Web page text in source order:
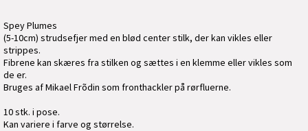
Spey Plumes
(5-10cm) strudsefjer med en blød center stilk, der kan vikles eller
strippes.
Fibrene kan skæres fra stilken og sættes i en klemme eller vikles som
de er.
Bruges af Mikael Frõdin som fronthackler på rørfluerne.
10 stk. i pose.
Kan variere i farve og størrelse.